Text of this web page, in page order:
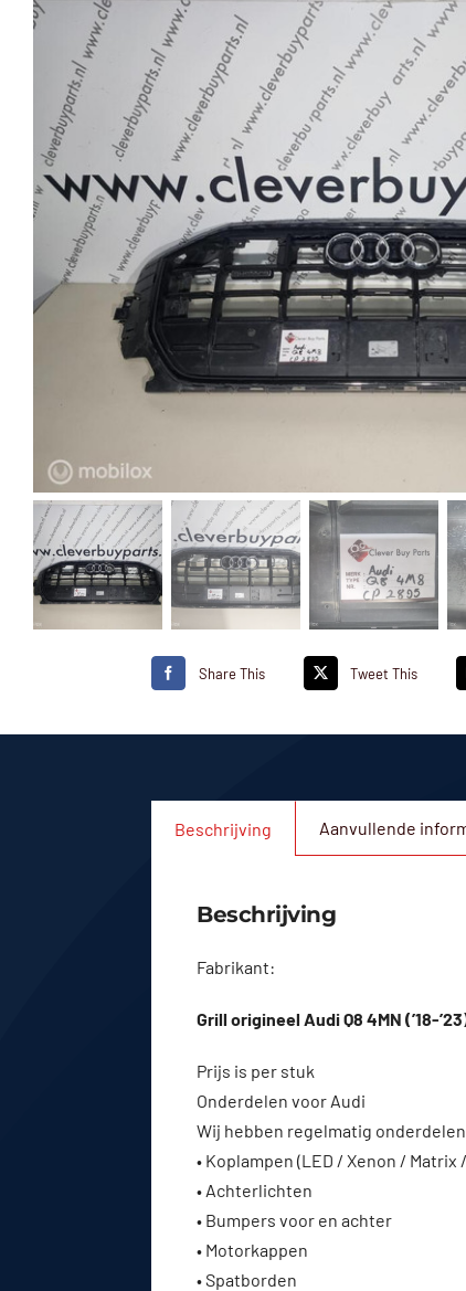
Share This Tweet This
Beschrijving Aanvullende
Beschrijving
Fabrikant:
Grill origineel Audi Q8 4MN (’18-
Prijs is per stuk
Onderdelen voor Audi
Wij hebben regelmatig
• Koplampen (LED / Xenon / Matrix
• Achterlichten
• Bumpers voor en achter
• Motorkappen
• Spatborden